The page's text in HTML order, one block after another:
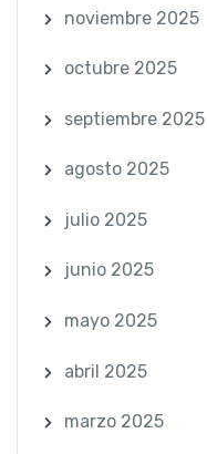
noviembre 2025
octubre 2025
septiembre 2025
agosto 2025
julio 2025
junio 2025
mayo 2025
abril 2025
marzo 2025